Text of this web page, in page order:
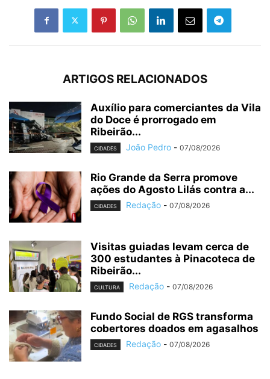
ARTIGOS RELACIONADOS
Auxílio para comerciantes da Vila
do Doce é prorrogado em
Ribeirão...
CIDADES João Pedro - 07/08/2026
Rio Grande da Serra promove
ações do Agosto Lilás contra a...
CIDADES Redação - 07/08/2026
Visitas guiadas levam cerca de
300 estudantes à Pinacoteca de
Ribeirão...
CULTURA Redação - 07/08/2026
Fundo Social de RGS transforma
cobertores doados em agasalhos
CIDADES Redação - 07/08/2026